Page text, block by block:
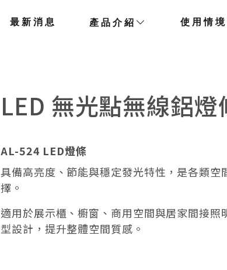
最新消息 產品介紹 使用情境
LED 無光點無線鋁燈
AL-524 LED燈條
具備高亮度、節能與穩定發光特性，是各類空
擇。
適用於展示櫃、櫥窗、商用空間與居家間接照
型設計，提升整體空間質感。